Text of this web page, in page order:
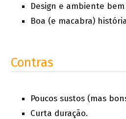
Design e ambiente
Boa (e macabra)
Contras
Poucos sustos (mas
Curta duração.